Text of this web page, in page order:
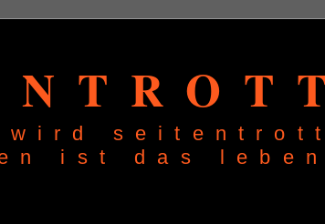
wird
ist das leben